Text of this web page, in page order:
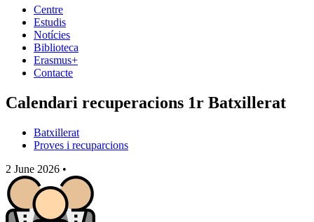
Centre
Estudis
Notícies
Biblioteca
Erasmus+
Contacte
Calendari recuperacions 1r Batxillerat
Batxillerat
Proves i recuparcions
2 June 2026 •